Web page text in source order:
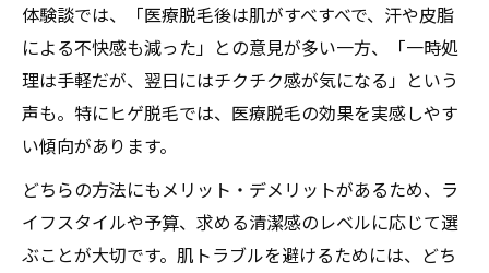
体験談では、「医療脱毛後は肌がすべすべで、汗や皮脂
による不快感も減った」との意見が多い一方、「一時処
理は手軽だが、翌日にはチクチク感が気になる」という
声も。特にヒゲ脱毛では、医療脱毛の効果を実感しやす
い傾向があります。
どちらの方法にもメリット・デメリットがあるため、ラ
イフスタイルや予算、求める清潔感のレベルに応じて選
ぶことが大切です。肌トラブルを避けるためには、どち